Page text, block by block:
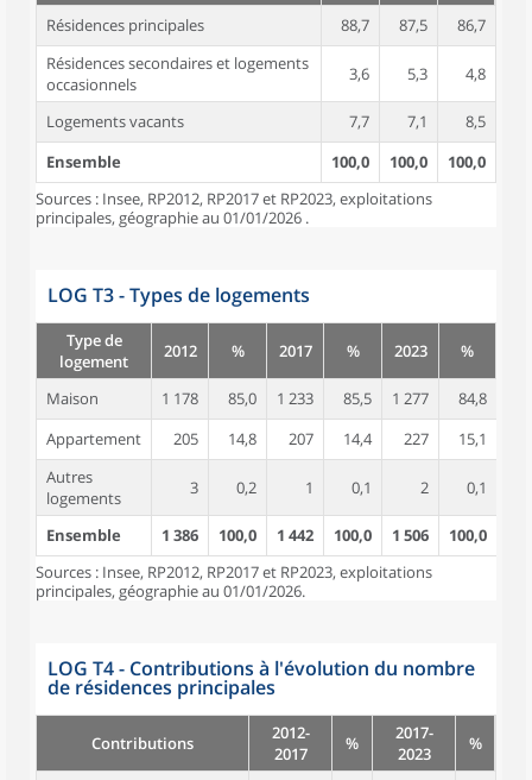
Résidences principales
88,7 87,5
86,7
Résidences secondaires et logements
occasionnels
3,6 5,3 4,8
Logements vacants 7,7 7,1
8,5
Ensemble
100,0 100,0
100,0
Sources : Insee, RP2012, RP2017 et RP2023, exploitations
principales, géographie au 01/01/2026 .
LOG T3 - Types de logements
Type de
logement
2012 % 2017 % 2023 %
Maison 1 178 85,0 1 233 85,5 1 277
84,8
Appartement
205 14,8 207 14,4 227
15,1
Autres
logements
3 0,2 1 0,1 2 0,1
Ensemble 1 386 100,0 1 442 100,0 1 506
100,0
Sources : Insee, RP2012, RP2017 et RP2023, exploitations
principales, géographie au 01/01/2026.
LOG T4 - Contributions à l'évolution du nombre
de résidences principales
Contributions
2012-
2017
%
2017-
2023
%